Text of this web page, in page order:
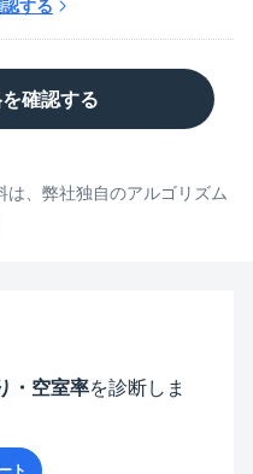
する
確認する
、弊社独自のアルゴリズム
・空室率を診断しま
ト